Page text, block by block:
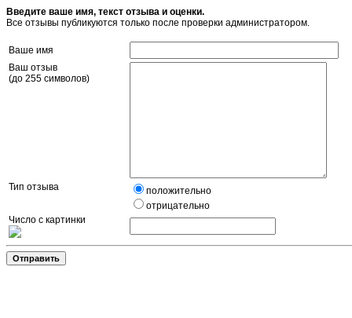
Введите ваше имя, текст отзыва и оценки.
Все отзывы публикуются только после проверки администратором.
Ваше имя
Ваш отзыв
(до 255 символов)
Тип отзыва
положительно
отрицательно
Число с картинки